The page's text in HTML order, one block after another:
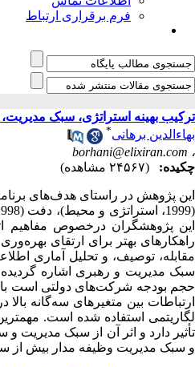
فرم برقراری ارتباط
ترکیب بهینه استراتژی، سبک
بهاءالدین برهانی*
، borhani@elixiran.com
چکیده:
(۲۴۵۶۷ مشاهده)
این پژوهشگران درخصوص مفاهیم
راهکارهای بهتر برای ارتقای
مقابله، توصیف، و تحلیل آماری
سبک مدیریت و رهبری اشاره
حجم بودجه شرکت‌های دولتی است با
ارتباطات بین متغیرهای سه‌گانه
لگاریتمی استفاده شده است.
تأثیر دارد و اثر آن از سبک مدیریت
و سبک مدیریت وظیفه مدار بیش از